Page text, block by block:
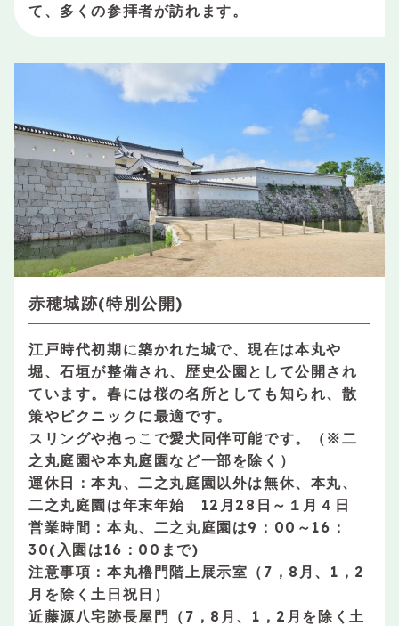
て、多くの参拝者が訪れます。
赤穂城跡(特別公開)
江戸時代初期に築かれた城で、現在は本丸や
堀、石垣が整備され、歴史公園として公開され
ています。春には桜の名所としても知られ、散
策やピクニックに最適です。
スリングや抱っこで愛犬同伴可能です。（※二
之丸庭園や本丸庭園など一部を除く）
運休日：本丸、二之丸庭園以外は無休、本丸、
二之丸庭園は年末年始 12月28日～１月４日
営業時間：本丸、二之丸庭園は9：00～16：
30(入園は16：00まで)
注意事項：本丸櫓門階上展示室（7，8月、1，2
月を除く土日祝日）
近藤源八宅跡長屋門（7，8月、1，2月を除く土